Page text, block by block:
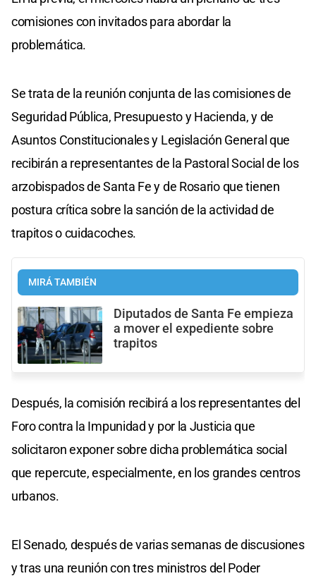
comisiones con invitados para abordar la
problemática.
Se trata de la reunión conjunta de las comisiones de
Seguridad Pública, Presupuesto y Hacienda, y de
Asuntos Constitucionales y Legislación General que
recibirán a representantes de la Pastoral Social de los
arzobispados de Santa Fe y de Rosario que tienen
postura crítica sobre la sanción de la actividad de
trapitos o cuidacoches.
MIRÁ TAMBIÉN
Diputados de Santa Fe empieza
a mover el expediente sobre
trapitos
Después, la comisión recibirá a los representantes del
Foro contra la Impunidad y por la Justicia que
solicitaron exponer sobre dicha problemática social
que repercute, especialmente, en los grandes centros
urbanos.
El Senado, después de varias semanas de discusiones
y tras una reunión con tres ministros del Poder